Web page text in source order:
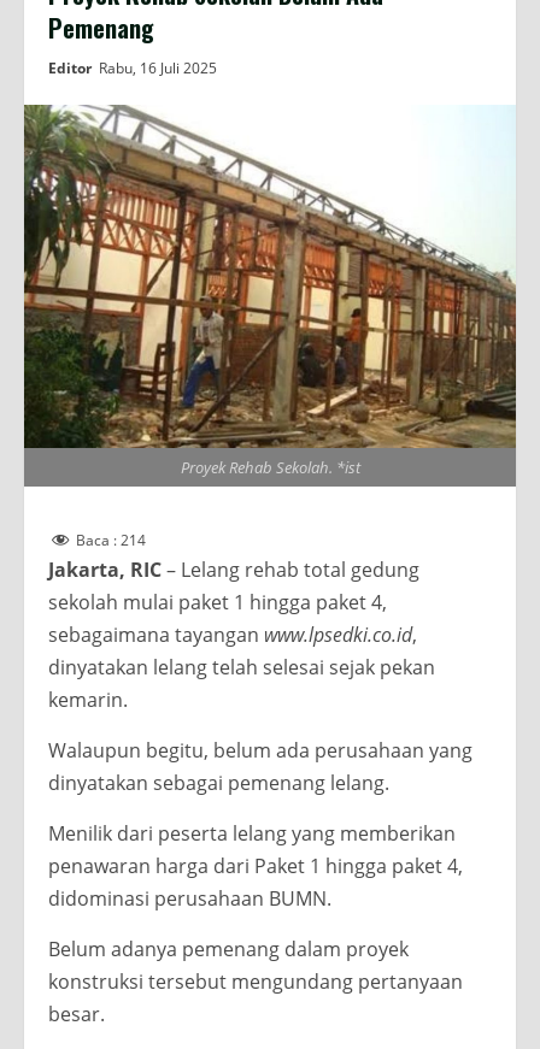
Pemenang
Editor Rabu, 16 Juli 2025
Proyek Rehab Sekolah. *ist
Baca :214
Jakarta, RIC– Lelang rehab total gedung
sekolah mulai paket 1 hingga paket 4,
sebagaimana tayangan www.lpsedki.co.id,
dinyatakan lelang telah selesai sejak pekan
kemarin.
Walaupun begitu, belum ada perusahaan yang
dinyatakan sebagai pemenang lelang.
Menilik dari peserta lelang yang memberikan
penawaran harga dari Paket 1 hingga paket 4,
didominasi perusahaan BUMN.
Belum adanya pemenang dalam proyek
konstruksi tersebut mengundang pertanyaan
besar.